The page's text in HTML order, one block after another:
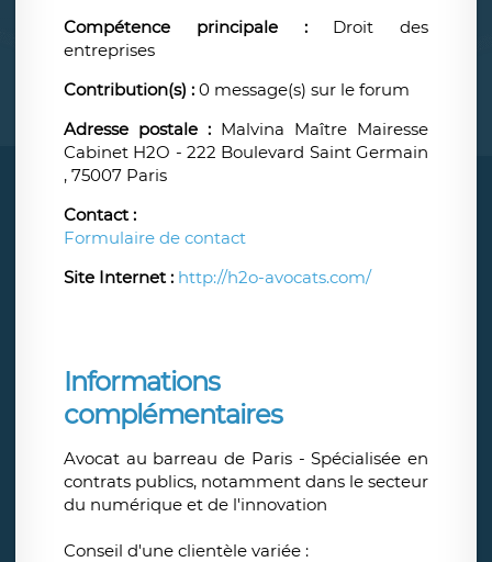
Compétence principale : Droit des
entreprises
Contribution(s) : 0 message(s) sur le forum
Adresse postale : Malvina Maître Mairesse
Cabinet H2O - 222 Boulevard Saint Germain
, 75007 Paris
Contact :
Formulaire de contact
Site Internet : http://h2o-avocats.com/
Informations
complémentaires
Avocat au barreau de Paris - Spécialisée en
contrats publics, notamment dans le secteur
du numérique et de l'innovation
Conseil d'une clientèle variée :